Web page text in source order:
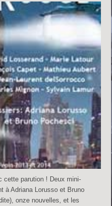
cette parution ! Deux mini-
à Adriana Lorusso et Bruno
onze nouvelles, et les